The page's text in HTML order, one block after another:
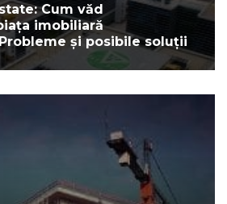
Cum văd
imobiliară
și posibile soluții